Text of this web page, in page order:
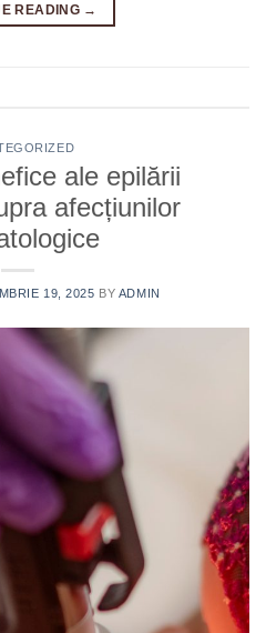
READING →
ale epilării
afecțiunilor
19, 2025 BY ADMIN